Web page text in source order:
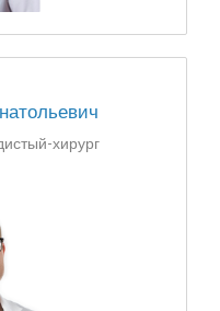
хирург